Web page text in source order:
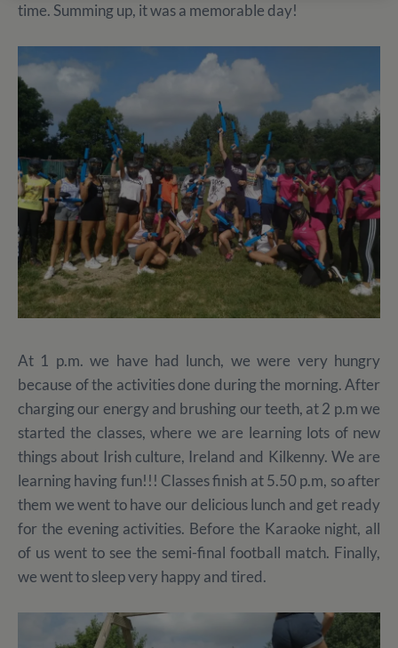
time. Summing up, it was a memorable day!
At 1 p.m. we have had lunch, we were very hungry
because of the activities done during the morning. After
charging our energy and brushing our teeth, at 2 p.m we
started the classes, where we are learning lots of new
things about Irish culture, Ireland and Kilkenny. We are
learning having fun!!! Classes finish at 5.50 p.m, so after
them we went to have our delicious lunch and get ready
for the evening activities. Before the Karaoke night, all
of us went to see the semi-final football match. Finally,
we went to sleep very happy and tired.